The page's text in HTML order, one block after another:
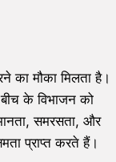
का मौका मिलता है।
बीच के विभाजन को
समरसता, और
प्राप्त करते हैं।